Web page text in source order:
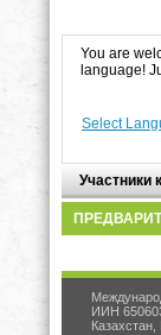
You are
language!
Select
Участники
ИИН